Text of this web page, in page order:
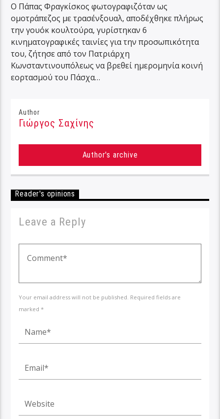
Ο Πάπας Φραγκίσκος φωτογραφιζόταν ως
ομοτράπεζος με τρασένξουαλ, αποδέχθηκε πλήρως
την γουόκ κουλτούρα, γυρίστηκαν 6
κινηματογραφικές ταινίες για την προσωπικότητα
του, ζήτησε από τον Πατριάρχη
Κωνσταντινουπόλεως να βρεθεί ημερομηνία κοινή
εορτασμού του Πάσχα…
Author
Γιώργος Σαχίνης
Author's archive
Reader's opinions
Leave a Reply
Your email address will not be published. Required fields are
marked *